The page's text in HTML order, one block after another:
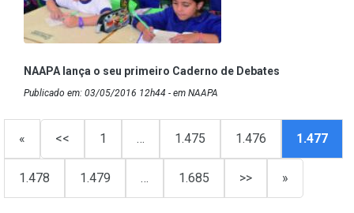
NAAPA lança o seu primeiro Caderno de Debates
Publicado em: 03/05/2016 12h44 - em NAAPA
« << 1 … 1.475 1.476 1.477
1.478 1.479 … 1.685 >> »